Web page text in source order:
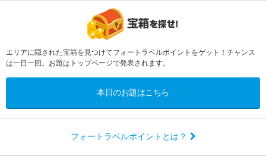
エリアに隠された宝箱を見つけてフォートラベルポイントをゲット！チャンス
は一日一回。お題はトップページで発表されます。
本日のお題はこちら
フォートラベルポイントとは？